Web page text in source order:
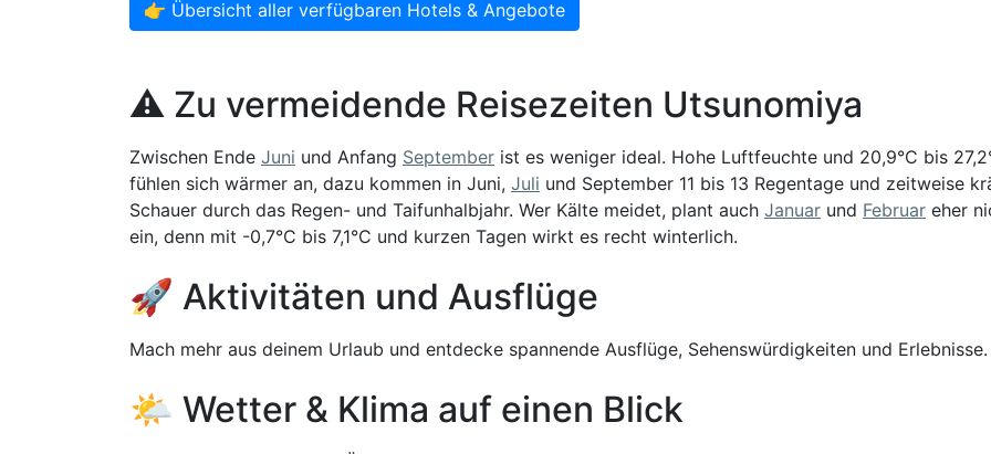
👉 Übersicht aller verfügbaren Hotels & Angebote
⚠️ Zu vermeidende Reisezeiten Utsunomiya
Zwischen Ende Juni und Anfang September ist es weniger ideal. Hohe Luftfeuchte und 20,9°C bis
fühlen sich wärmer an, dazu kommen in Juni, Juli und September 11 bis 13 Regentage und zeitweise
Schauer durch das Regen- und Taifunhalbjahr. Wer Kälte meidet, plant auch Januar und Februar eher
ein, denn mit -0,7°C bis 7,1°C und kurzen Tagen wirkt es recht winterlich.
🚀 Aktivitäten und Ausflüge
Mach mehr aus deinem Urlaub und entdecke spannende Ausflüge, Sehenswürdigkeiten und Erlebnisse.
🌤️ Wetter & Klima auf einen Blick